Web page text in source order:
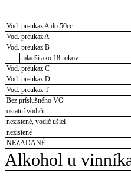
Vod. preukaz A do 50cc
Vod. preukaz A
Vod. preukaz B
mladší ako 18 rokov
Vod. preukaz C
Vod. preukaz D
Vod. preukaz T
Bez príslušného VO
ostatní vodiči
nezistené, vodič ušiel
nezistené
NEZADANÉ
Alkohol u